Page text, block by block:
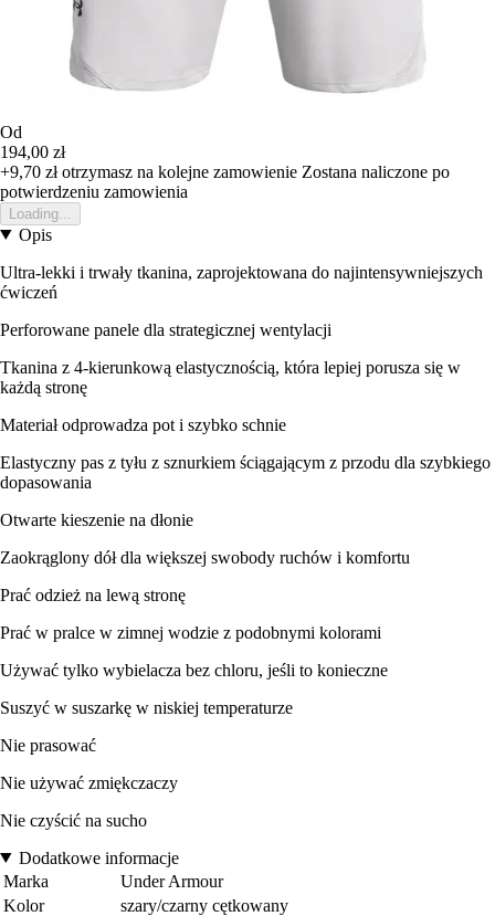
Od
194,00 zł
+9,70 złotrzymasz na kolejne zamowienie Zostana naliczone po
potwierdzeniu zamowienia
Loading...
Opis
Ultra-lekki i trwały tkanina, zaprojektowana do najintensywniejszych
ćwiczeń
Perforowane panele dla strategicznej wentylacji
Tkanina z 4-kierunkową elastycznością, która lepiej porusza się w
każdą stronę
Materiał odprowadza pot i szybko schnie
Elastyczny pas z tyłu z sznurkiem ściągającym z przodu dla szybkiego
dopasowania
Otwarte kieszenie na dłonie
Zaokrąglony dół dla większej swobody ruchów i komfortu
Prać odzież na lewą stronę
Prać w pralce w zimnej wodzie z podobnymi kolorami
Używać tylko wybielacza bez chloru, jeśli to konieczne
Suszyć w suszarkę w niskiej temperaturze
Nie prasować
Nie używać zmiękczaczy
Nie czyścić na sucho
Dodatkowe informacje
Marka
Under Armour
Kolor
szary/czarny cętkowany